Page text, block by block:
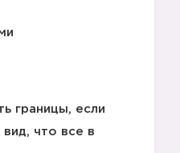
границы, если
что все в